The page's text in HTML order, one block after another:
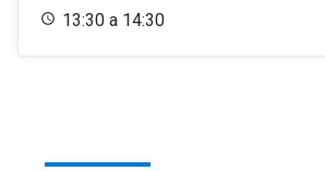
13:30 a 14:30